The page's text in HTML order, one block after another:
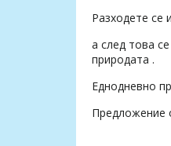
Разходете се
а след това
природата .
Еднодневно
Предложение